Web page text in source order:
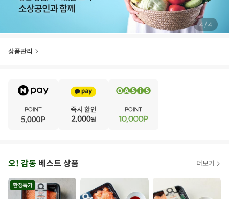
4/4
상품관리
아
시
오! 감동 베스트 상품 더보기
한정특가